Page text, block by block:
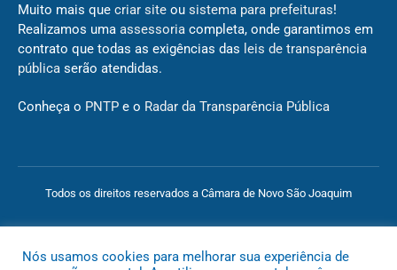
Muito mais que criar site ou sistema para prefeituras!
Realizamos uma assessoria completa, onde garantimos em
contrato que todas as exigências das leis de transparência
pública serão atendidas.
Conheça o PNTP e o Radar da Transparência Pública
Todos os direitos reservados a Câmara de Novo São Joaquim
Nós usamos cookies para melhorar sua experiência de